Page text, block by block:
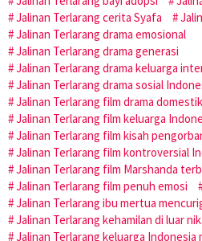
Jalinan Terlarang cerita Syafa
Jalinan Terlarang drama emosional
Jalinan Terlarang drama generasi
Jalinan Terlarang drama keluarga
Jalinan Terlarang drama sosial
Jalinan Terlarang film drama domestik
Jalinan Terlarang film keluarga
Jalinan Terlarang film kisah
Jalinan Terlarang film kontroversial
Jalinan Terlarang film Marshanda
Jalinan Terlarang film penuh emosi
Jalinan Terlarang ibu mertua
Jalinan Terlarang kehamilan di luar
Jalinan Terlarang keluarga Indonesia